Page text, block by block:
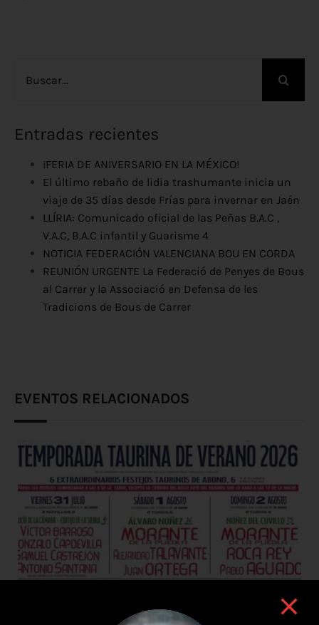
Entradas recientes
¡FERIA DE ANIVERSARIO EN LA MÉXICO!
El último rebaño de lidia trashumante inicia un
viaje de 35 días desde Frías para invernar en Jaén
LLÍRIA: Comunicado oficial de las Peñas B.A.C ,
V.A.C, B.A.C infantil y Guarisme 4
NOTICIA FEDERACIÓN VALENCIANA BOU EN CORDA
REUNIÓN URGENTE La Federació de Penyes de Bous
al Carrer y la Associació en Defensa de les
Tradicions de Bous de Carrer
EVENTOS RELACIONADOS